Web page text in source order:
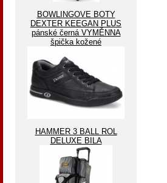
BOWLINGOVE BOTY
DEXTER KEEGAN PLUS
pánské černá VYMĚNNA
špička kožené
HAMMER 3 BALL ROL
DELUXE BILA